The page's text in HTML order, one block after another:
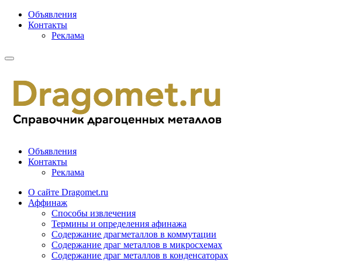
Объявления
Контакты
Реклама
Объявления
Контакты
Реклама
О сайте Dragomet.ru
Аффинаж
Способы извлечения
Термины и определения афинажа
Содержание драгметаллов в коммутации
Содержание драг металлов в микросхемах
Содержание драг металлов в конденсаторах